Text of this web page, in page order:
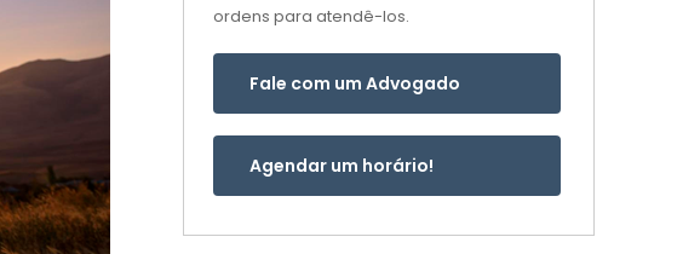
ordens para atendê-los.
Fale com um Advogado
Agendar um horário!